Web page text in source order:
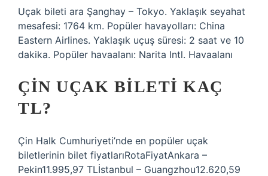
Uçak bileti ara Şanghay – Tokyo. Yaklaşık seyahat
mesafesi: 1764 km. Popüler havayolları: China
Eastern Airlines. Yaklaşık uçuş süresi: 2 saat ve 10
dakika. Popüler havaalanı: Narita Intl. Havaalanı
ÇIN UÇAK BILETI KAÇ
TL?
Çin Halk Cumhuriyeti’nde en popüler uçak
biletlerinin bilet fiyatlarıRotaFiyatAnkara –
Pekin11.995,97 TLİstanbul – Guangzhou12.620,59